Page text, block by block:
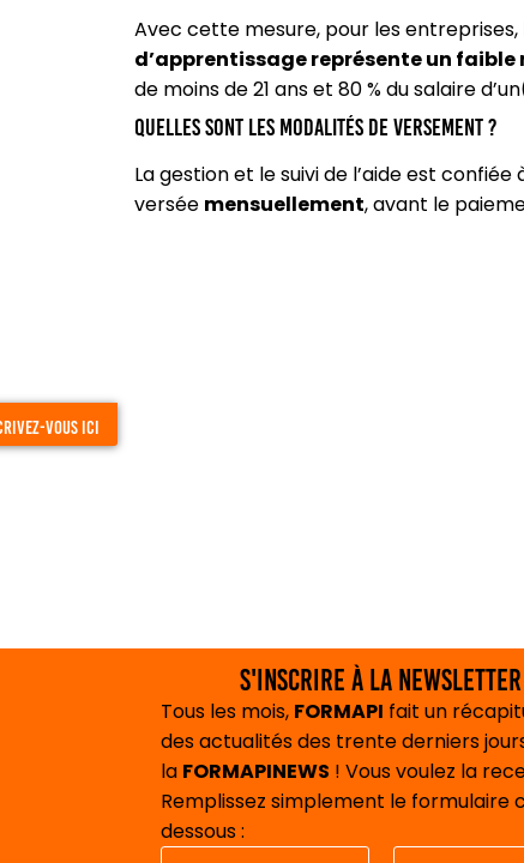
vous ici
Avec cette mesure, pour les entreprises,
d’apprentissage représente un faible
de moins de 21 ans et 80 % du salaire
Quelles sont les modalités de versement ?
La gestion et le suivi de l’aide est
versée mensuellement, avant le
S'inscrire à la newsletter
Tous les mois, FORMAPI fait un
des actualités des trente derniers
la FORMAPINEWS ! Vous voulez la
Remplissez simplement le formulaire
dessous :